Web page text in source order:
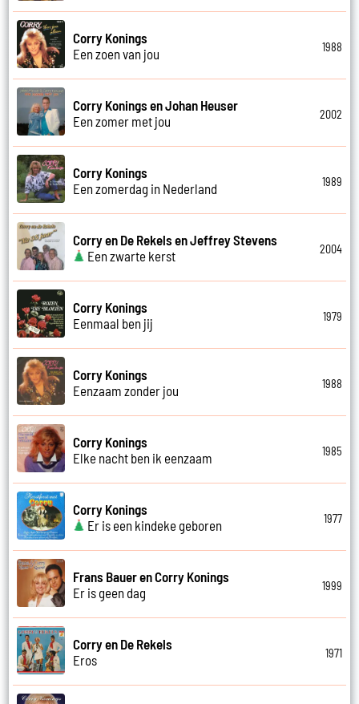
Corry Konings
Een zoen van jou
1988
Corry Konings en Johan Heuser
Een zomer met jou
2002
Corry Konings
Een zomerdag in Nederland
1989
Corry en De Rekels en Jeffrey Stevens
Een zwarte kerst
2004
Corry Konings
Eenmaal ben jij
1979
Corry Konings
Eenzaam zonder jou
1988
Corry Konings
Elke nacht ben ik eenzaam
1985
Corry Konings
Er is een kindeke geboren
1977
Frans Bauer en Corry Konings
Er is geen dag
1999
Corry en De Rekels
Eros
1971